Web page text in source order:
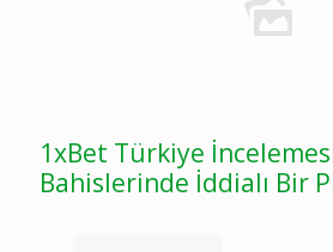
1xBet Türkiye
Bahislerinde İddialı Bir